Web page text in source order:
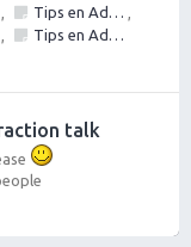
, Tips en Advies: Social circle game
,
,
Tips en Advies: NLP
talk